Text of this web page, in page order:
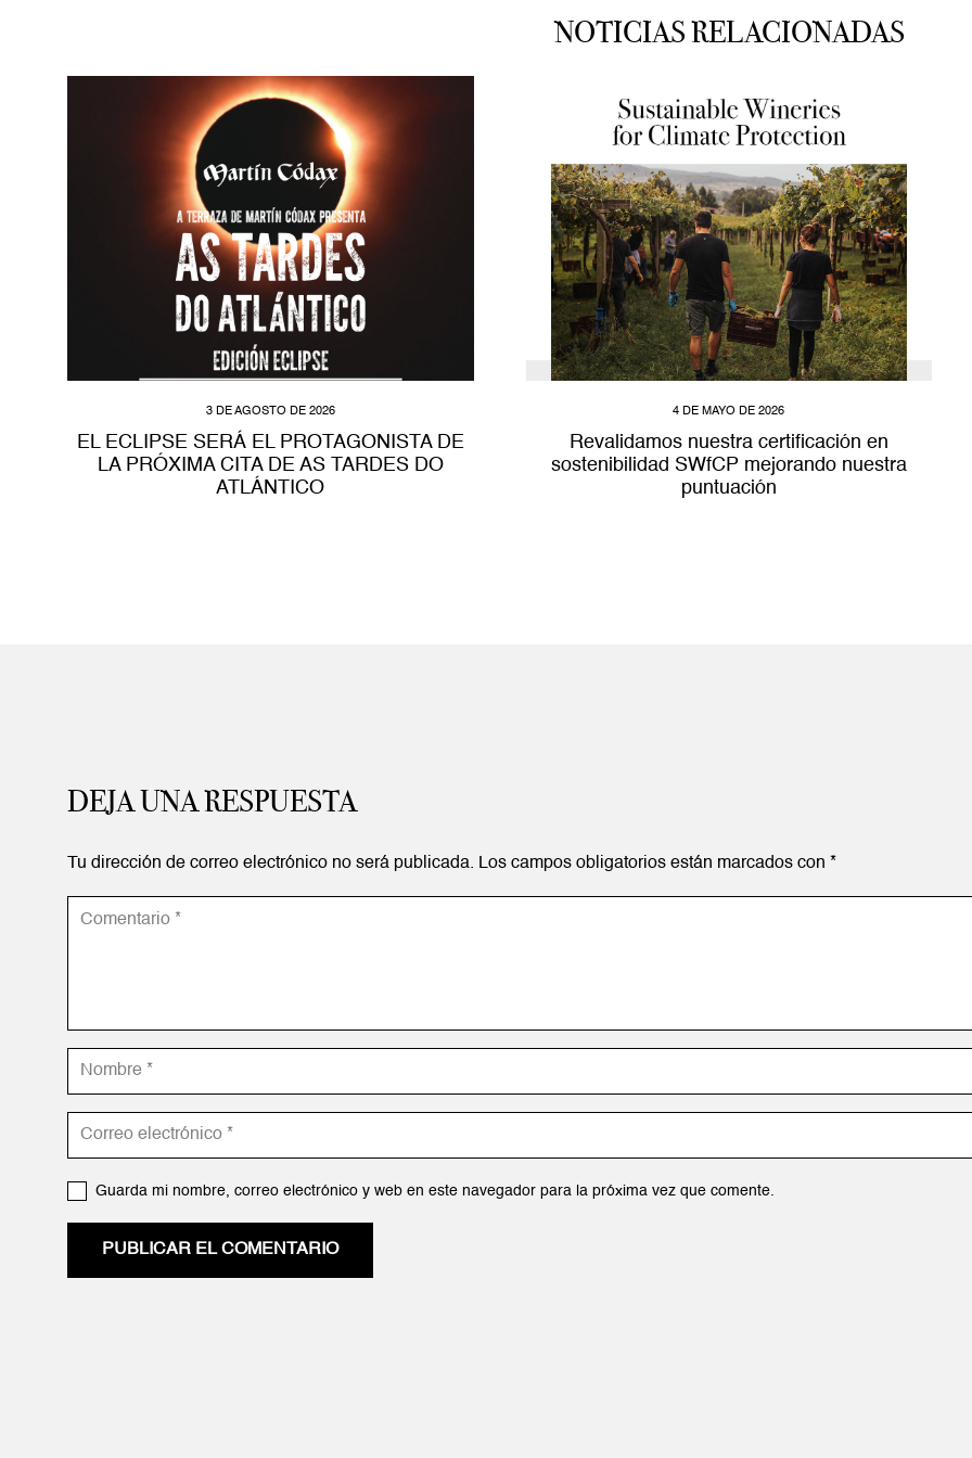
NOTICIAS RELACIONADAS
3 DE AGOSTO DE 2026
EL ECLIPSE SERÁ EL PROTAGONISTA DE
LA PRÓXIMA CITA DE AS TARDES DO
ATLÁNTICO
4 DE MAYO DE 2026
Revalidamos nuestra certificación en
sostenibilidad SWfCP mejorando nuestra
puntuación
DEJA UNA RESPUESTA
Tu dirección de correo electrónico no será publicada. Los campos obligatorios están marcados con *
Guarda mi nombre, correo electrónico y web en este navegador para la próxima vez que comente.
PUBLICAR EL COMENTARIO